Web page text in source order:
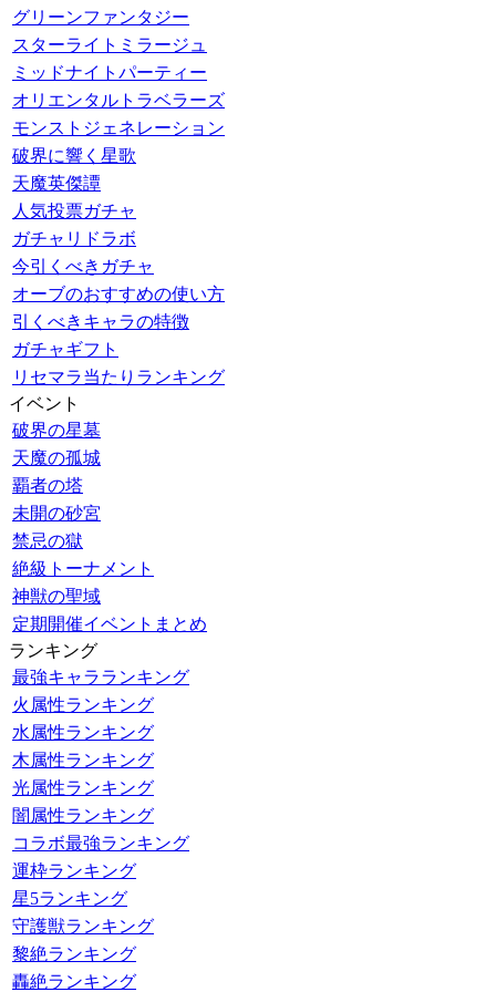
グリーンファンタジー
スターライトミラージュ
ミッドナイトパーティー
オリエンタルトラベラーズ
モンストジェネレーション
破界に響く星歌
天魔英傑譚
人気投票ガチャ
ガチャリドラボ
今引くべきガチャ
オーブのおすすめの使い方
引くべきキャラの特徴
ガチャギフト
リセマラ当たりランキング
イベント
破界の星墓
天魔の孤城
覇者の塔
未開の砂宮
禁忌の獄
絶級トーナメント
神獣の聖域
定期開催イベントまとめ
ランキング
最強キャラランキング
火属性ランキング
水属性ランキング
木属性ランキング
光属性ランキング
闇属性ランキング
コラボ最強ランキング
運枠ランキング
星5ランキング
守護獣ランキング
黎絶ランキング
轟絶ランキング